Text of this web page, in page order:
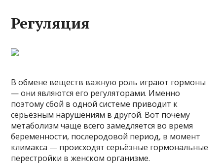
Регуляция
В обмене веществ важную роль играют гормоны
— они являются его регуляторами. Именно
поэтому сбой в одной системе приводит к
серьёзным нарушениям в другой. Вот почему
метаболизм чаще всего замедляется во время
беременности, послеродовой период, в момент
климакса — происходят серьёзные гормональные
перестройки в женском организме.